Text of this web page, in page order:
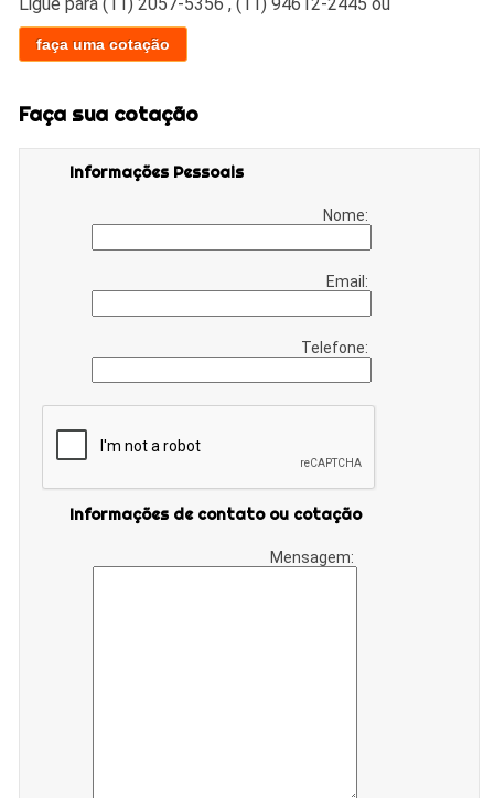
faça uma cotação
Faça sua cotação
Informações Pessoais
Nome:
Email:
Telefone:
Informações de contato ou cotação
Mensagem: